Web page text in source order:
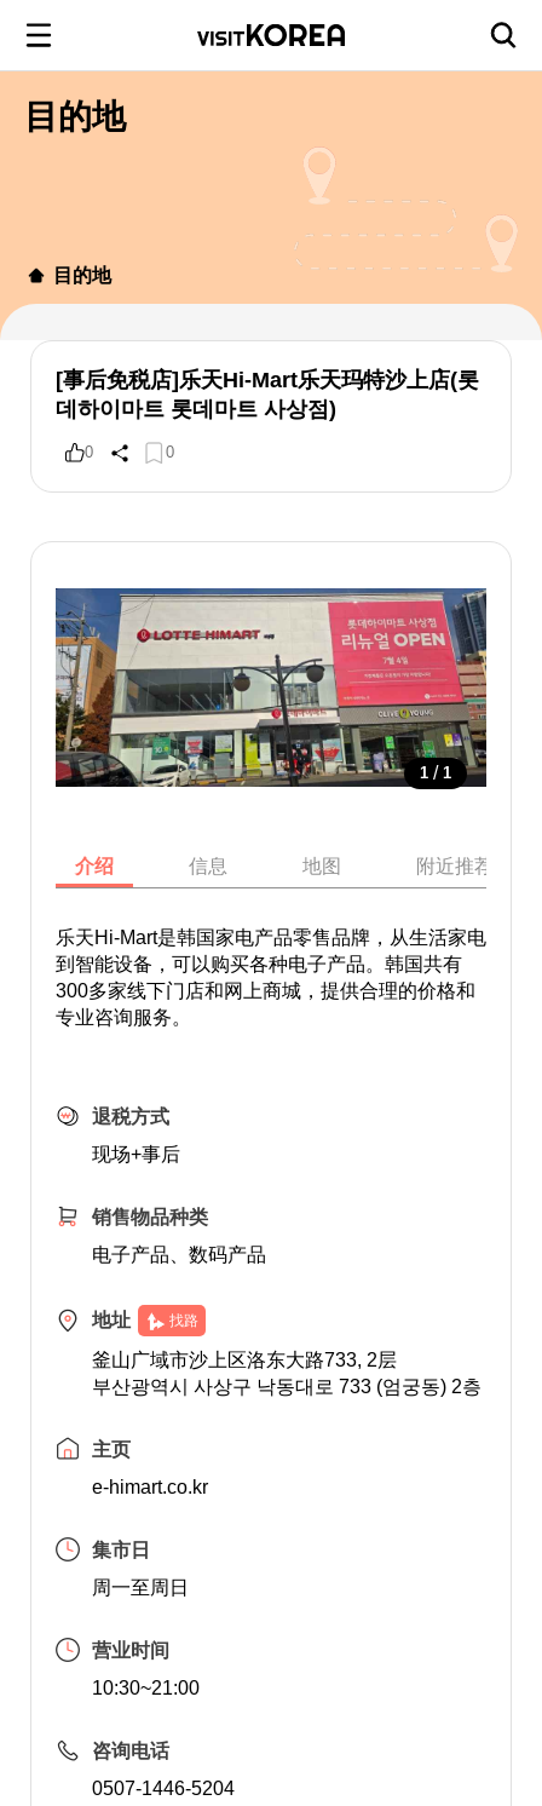
目的地
目的地
[事后免税店]乐天Hi-Mart乐天玛特沙上店(롯
데하이마트 롯데마트 사상점)
0 0
1 / 1
介绍 信息 地图 附近推荐景点
乐天Hi-Mart是韩国家电产品零售品牌，从生活家电
到智能设备，可以购买各种电子产品。韩国共有
300多家线下门店和网上商城，提供合理的价格和
专业咨询服务。
退税方式
现场+事后
销售物品种类
电子产品、数码产品
地址 找路
釜山广域市沙上区洛东大路733, 2层
부산광역시 사상구 낙동대로 733 (엄궁동) 2층
主页
e-himart.co.kr
集市日
周一至周日
营业时间
10:30~21:00
咨询电话
0507-1446-5204